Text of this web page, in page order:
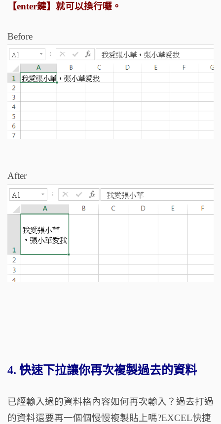
【enter鍵】就可以換行囉。
Before
After
4. 快速下拉讓你再次複製過去的資料
已經輸入過的資料格內容如何再次輸入？過去打過
的資料還要再一個個慢慢複製貼上嗎?EXCEL快捷